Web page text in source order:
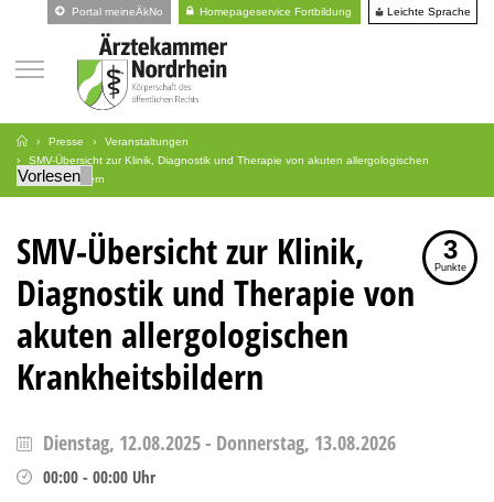
Portal meineÄkNo Homepageservice Fortbildung Leichte Sprache
Presse
Veranstaltungen
SMV-Übersicht zur Klinik, Diagnostik und Therapie von akuten allergologischen
Krankheitsbildern
Vorlesen
SMV-Übersicht zur Klinik,
Diagnostik und Therapie von
akuten allergologischen
Krankheitsbildern
3
Punkte
Dienstag, 12.08.2025- Donnerstag, 13.08.2026
00:00 - 00:00 Uhr